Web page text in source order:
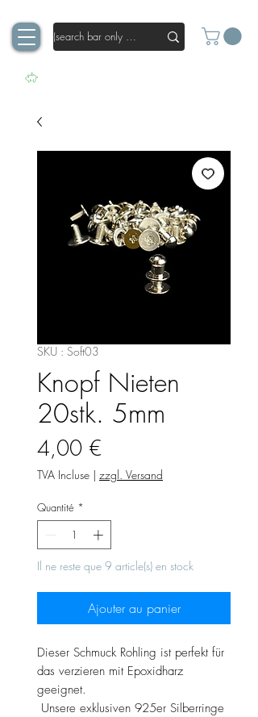
SKU : Soft03
Knopf Nieten
20stk. 5mm
4,00 €
TVA Incluse | zzgl. Versand
Quantité *
Il ne reste que 9 article(s) en stock
Ajouter au panier
Dieser Schmuck Rohling ist perfekt für
das verzieren mit Epoxidharz
geeignet.
Unsere exklusiven 925er Silberringe